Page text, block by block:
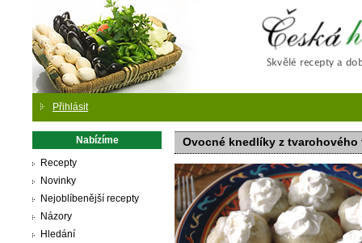
Přihlásit
Nabízíme
Recepty
Novinky
Nejoblíbenější recepty
Názory
Hledání
Ovocné knedlíky z tvarohového